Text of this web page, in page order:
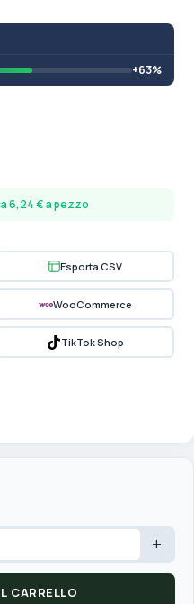
+63%
6,24 € a pezzo
Esporta CSV
WooCommerce
TikTok Shop
+
CARRELLO